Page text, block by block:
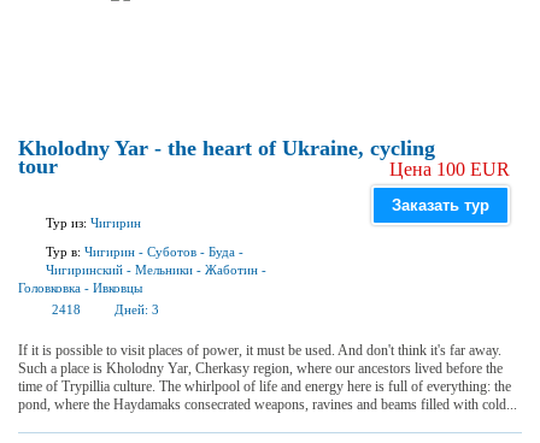
Kholodny Yar - the heart of Ukraine, cycling
tour
Тур из: Чигирин
Тур в: Чигирин - Суботов - Буда -
Чигиринский - Мельники - Жаботин -
Головковка - Ивковцы
2418
Дней: 3
Цена 100 EUR
Заказать тур
If it is possible to visit places of power, it must be used. And don't think it's far away.
Such a place is Kholodny Yar, Cherkasy region, where our ancestors lived before the
time of Trypillia culture. The whirlpool of life and energy here is full of everything: the
pond, where the Haydamaks consecrated weapons, ravines and beams filled with cold...